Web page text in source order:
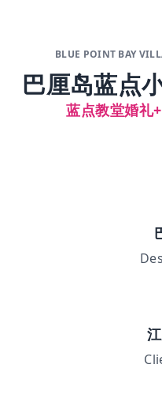
BLUE POINT BAY
巴厘岛蓝点
蓝点教堂婚礼